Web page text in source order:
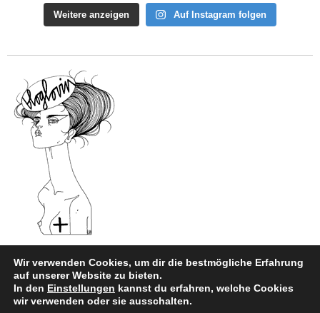
Weitere anzeigen Auf Instagram folgen
Impressum |Datenschutz
Wir verwenden Cookies, um dir die bestmögliche Erfahrung
auf unserer Website zu bieten.
In den Einstellungen kannst du erfahren, welche Cookies
wir verwenden oder sie ausschalten.